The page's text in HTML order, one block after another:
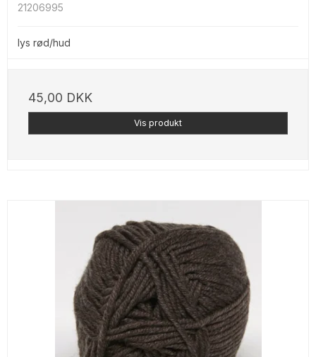
21206995
lys rød/hud
45,00 DKK
Vis produkt